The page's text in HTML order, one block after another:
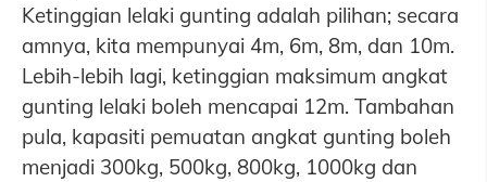
Ketinggian lelaki gunting adalah pilihan; secara
amnya, kita mempunyai 4m, 6m, 8m, dan 10m.
Lebih-lebih lagi, ketinggian maksimum angkat
gunting lelaki boleh mencapai 12m. Tambahan
pula, kapasiti pemuatan angkat gunting boleh
menjadi 300kg, 500kg, 800kg, 1000kg dan